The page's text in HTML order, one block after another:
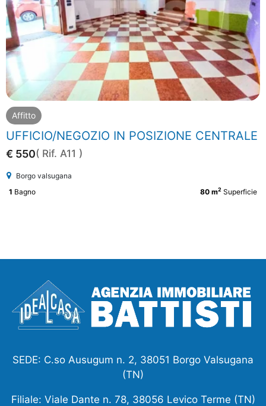
Affitto
UFFICIO/NEGOZIO IN POSIZIONE CENTRALE
€ 550( Rif. A11 )
Borgo valsugana
80 m2 Superficie
1 Bagno
SEDE: C.so Ausugum n. 2, 38051 Borgo Valsugana
(TN)
Filiale: Viale Dante n. 78, 38056 Levico Terme (TN)